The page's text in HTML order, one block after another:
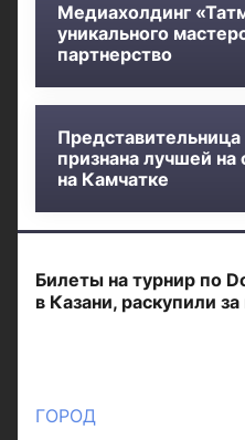
Медиахолдинг
уникального
партнерство
признана лучшей на
на Камчатке
Билеты на турнир по
в Казани, раскупили
ГОРОД